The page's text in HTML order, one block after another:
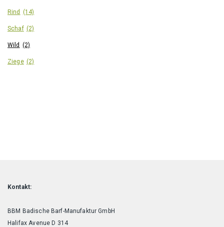
Rind (14)
Schaf (2)
Wild (2)
Ziege (2)
Kontakt:
BBM Badische Barf-Manufaktur GmbH
Halifax Avenue D 314